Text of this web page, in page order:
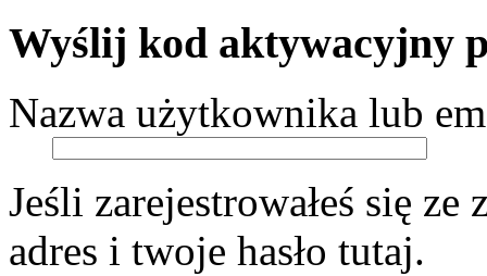
Wyślij kod aktywacyjny
Nazwa użytkownika lub
Jeśli zarejestrowałeś się ze
adres i twoje hasło tutaj.